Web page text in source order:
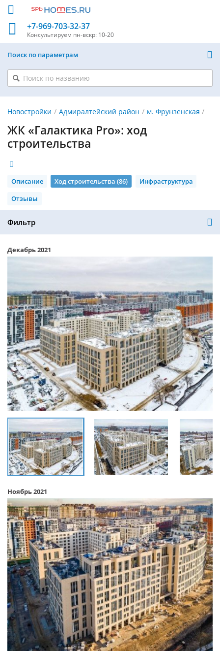
+7-969-703-32-37
Консультируем пн-вскр: 10-20
Поиск по параметрам
Новостройки Адмиралтейский район м. Фрунзенская
ЖК «Галактика Pro»: ход
строительства
Описание Ход строительства (86)
Инфраструктура
Отзывы
Фильтр
Декабрь 2021
Ноябрь 2021